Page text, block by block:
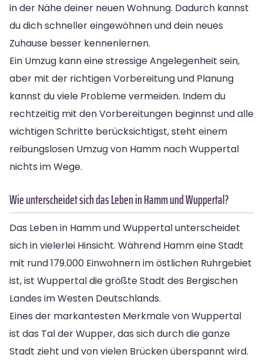
in der Nähe deiner neuen Wohnung. Dadurch kannst
du dich schneller eingewöhnen und dein neues
Zuhause besser kennenlernen.
Ein Umzug kann eine stressige Angelegenheit sein,
aber mit der richtigen Vorbereitung und Planung
kannst du viele Probleme vermeiden. Indem du
rechtzeitig mit den Vorbereitungen beginnst und alle
wichtigen Schritte berücksichtigst, steht einem
reibungslosen Umzug von Hamm nach Wuppertal
nichts im Wege.
Wie unterscheidet sich das Leben in Hamm und Wuppertal?
Das Leben in Hamm und Wuppertal unterscheidet
sich in vielerlei Hinsicht. Während Hamm eine Stadt
mit rund 179.000 Einwohnern im östlichen Ruhrgebiet
ist, ist Wuppertal die größte Stadt des Bergischen
Landes im Westen Deutschlands.
Eines der markantesten Merkmale von Wuppertal
ist das Tal der Wupper, das sich durch die ganze
Stadt zieht und von vielen Brücken überspannt wird.